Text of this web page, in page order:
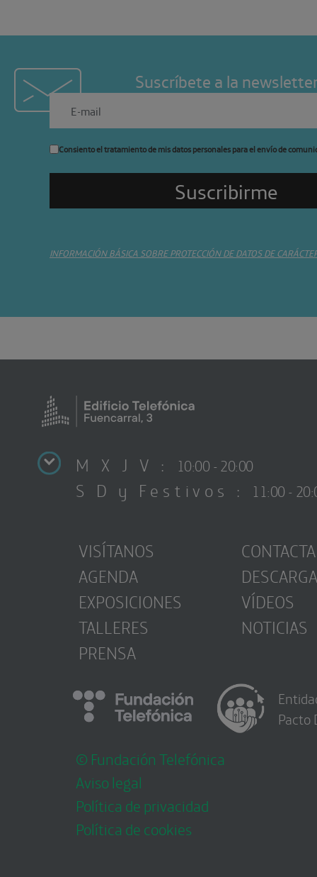
Suscríbete a la
Consiento el tratamiento de mis datos personales para el envío de
INFORMACIÓN BÁSICA SOBRE PROTECCIÓN DE DATOS DE
M X J V : 10:00 - 20:00
S D y Festivos : 11:00 -
VISÍTANOS
AGENDA
EXPOSICIONES
TALLERES
PRENSA
CONTACTA
VÍDEOS
NOTICIAS
© Fundación Telefónica
Aviso legal
Política de privacidad
Política de cookies
Pacto